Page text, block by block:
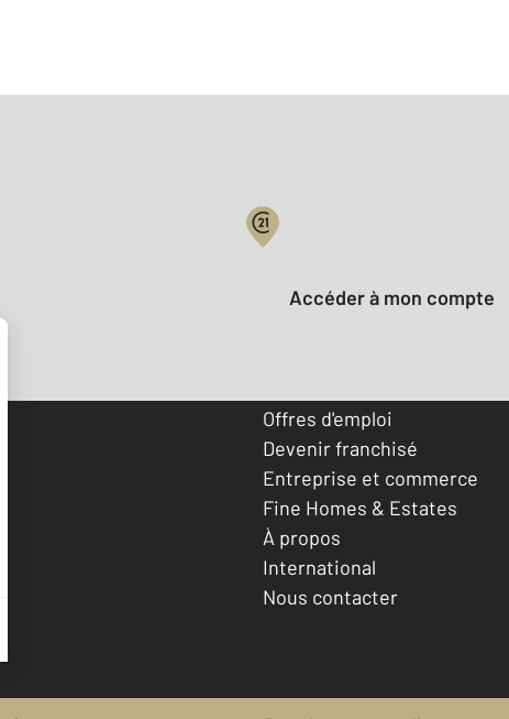
Votre compte :
Accéder à mon compte
Offres d'emploi
Devenir franchisé
Entreprise et commerce
Fine Homes & Estates
À propos
International
Nous contacter